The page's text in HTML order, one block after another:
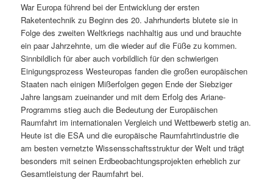
h
a
l
t
s
p
r
I
n
h
a
l
t
s
War Europa führend bei der Entwicklung der ersten
Raketentechnik zu Beginn des 20. Jahrhunderts blutete sie in
Folge des zweiten Weltkriegs nachhaltig aus und und brauchte
ein paar Jahrzehnte, um die wieder auf die Füße zu kommen.
Sinnbildlich für aber auch vorbildlich für den schwierigen
Einigungsprozess Westeuropas fanden die großen europäischen
Staaten nach einigen Mißerfolgen gegen Ende der Siebziger
Jahre langsam zueinander und mit dem Erfolg des Ariane-
Programms stieg auch die Bedeutung der Europäischen
Raumfahrt im internationalen Vergleich und Wettbewerb stetig an.
Heute ist die ESA und die europäische Raumfahrtindustrie die
am besten vernetzte Wissensschaftsstruktur der Welt und trägt
besonders mit seinen Erdbeobachtungsprojekten erheblich zur
Gesamtleistung der Raumfahrt bei.